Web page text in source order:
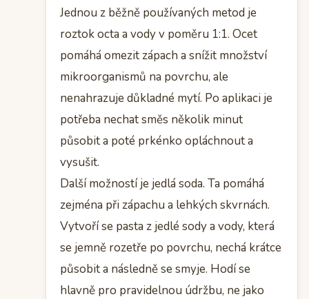
Jednou z běžně používaných metod je
roztok octa a vody v poměru 1:1. Ocet
pomáhá omezit zápach a snížit množství
mikroorganismů na povrchu, ale
nenahrazuje důkladné mytí. Po aplikaci je
potřeba nechat směs několik minut
působit a poté prkénko opláchnout a
vysušit.
Další možností je jedlá soda. Ta pomáhá
zejména při zápachu a lehkých skvrnách.
Vytvoří se pasta z jedlé sody a vody, která
se jemně rozetře po povrchu, nechá krátce
působit a následně se smyje. Hodí se
hlavně pro pravidelnou údržbu, ne jako